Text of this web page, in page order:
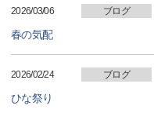
2026/03/06 ブログ
春の気配
2026/02/24 ブログ
ひな祭り